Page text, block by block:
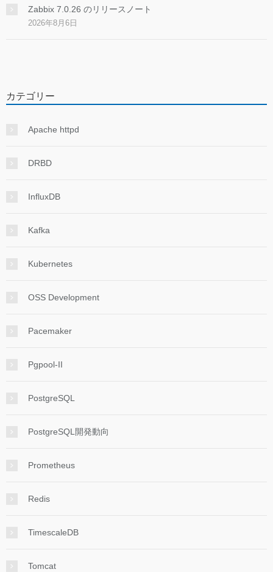
Zabbix 7.0.26 のリリースノート
2026年8月6日
カテゴリー
Apache httpd
DRBD
InfluxDB
Kafka
Kubernetes
OSS Development
Pacemaker
Pgpool-II
PostgreSQL
PostgreSQL開発動向
Prometheus
Redis
TimescaleDB
Tomcat